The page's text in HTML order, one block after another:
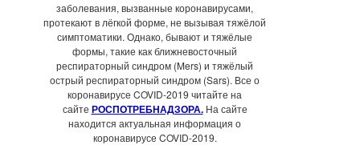
заболевания, вызванные коронавирусами,
протекают в лёгкой форме, не вызывая тяжёлой
симптоматики. Однако, бывают и тяжёлые
формы, такие как ближневосточный
респираторный синдром (Mers) и тяжёлый
острый респираторный синдром (Sars). Все о
коронавирусе COVID-2019 читайте на
сайте РОСПОТРЕБНАДЗОРА.На сайте
находится актуальная информация о
коронавирусе COVID-2019.